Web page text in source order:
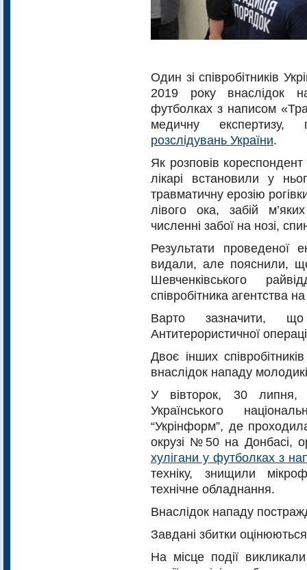
Один зі співробітників
2019 року внаслідок
футболках з написом
медичну експертизу,
розслідувань України.
Як розповів
лікарі встановили у
травматичну ерозію
лівого ока, забій
численні забої на нозі,
Результати проведеної
видали, але пояснили,
Шевченківського
співробітника агентства
Варто зазначити,
Антитерористичної
Двоє інших
внаслідок нападу
У вівторок, 30 липня,
Українського
“Укрінформ”, де
окрузі №50 на Донбасі,
хулігани у футболках з
техніку, знищили
технічне обладнання.
Внаслідок нападу
Завдані збитки
На місце події викликали